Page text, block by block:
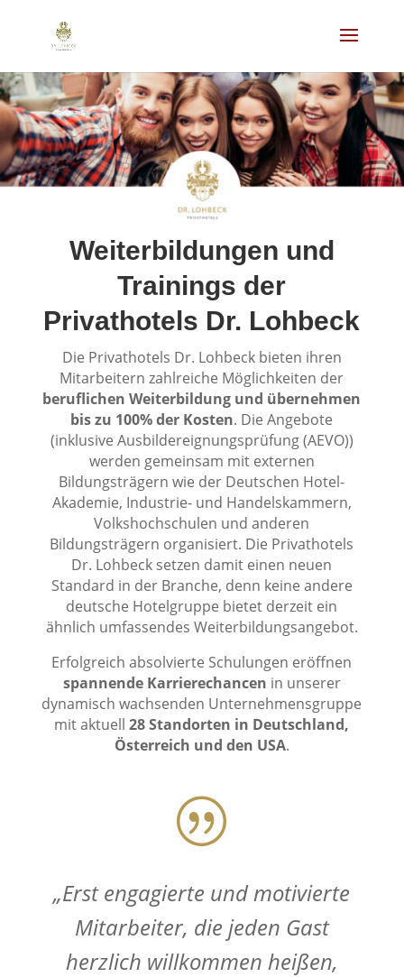
Weiterbildungen und
Trainings der
Privathotels Dr. Lohbeck
Die Privathotels Dr. Lohbeck bieten ihren
Mitarbeitern zahlreiche Möglichkeiten der
beruflichen Weiterbildung und übernehmen
bis zu 100% der Kosten. Die Angebote
(inklusive Ausbildereignungsprüfung (AEVO))
werden gemeinsam mit externen
Bildungsträgern wie der Deutschen Hotel-
Akademie, Industrie- und Handelskammern,
Volkshochschulen und anderen
Bildungsträgern organisiert. Die Privathotels
Dr. Lohbeck setzen damit einen neuen
Standard in der Branche, denn keine andere
deutsche Hotelgruppe bietet derzeit ein
ähnlich umfassendes Weiterbildungsangebot.
Erfolgreich absolvierte Schulungen eröffnen
spannende Karrierechancen in unserer
dynamisch wachsenden Unternehmensgruppe
mit aktuell28 Standorten in Deutschland,
Österreich und den USA.
|
„Erst engagierte und motivierte
Mitarbeiter, die jeden Gast
herzlich willkommen heißen,